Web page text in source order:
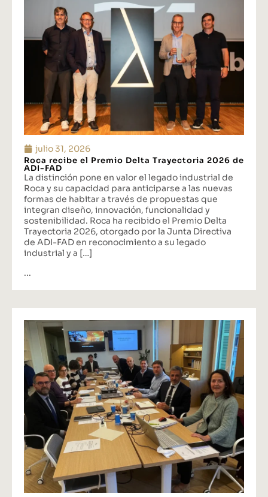
julio 31, 2026
Roca recibe el Premio Delta Trayectoria 2026 de
ADI-FAD
La distinción pone en valor el legado industrial de
Roca y su capacidad para anticiparse a las nuevas
formas de habitar a través de propuestas que
integran diseño, innovación, funcionalidad y
sostenibilidad. Roca ha recibido el Premio Delta
Trayectoria 2026, otorgado por la Junta Directiva
de ADI-FAD en reconocimiento a su legado
industrial y a […]